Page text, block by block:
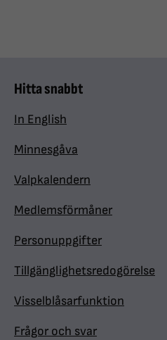
Hitta snabbt
In English
Minnesgåva
Valpkalendern
Medlemsförmåner
Personuppgifter
Tillgänglighetsredogörelse
Visselblåsarfunktion
Frågor och svar